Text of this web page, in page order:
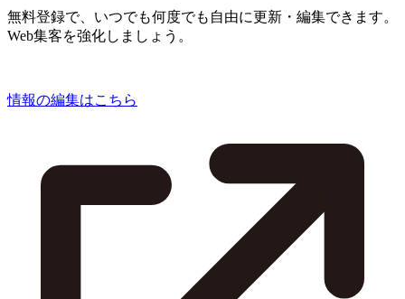
無料登録で、いつでも何度でも自由に更新・編集できます。
Web集客を強化しましょう。
情報の編集はこちら